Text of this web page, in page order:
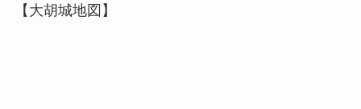
【大胡城地図】